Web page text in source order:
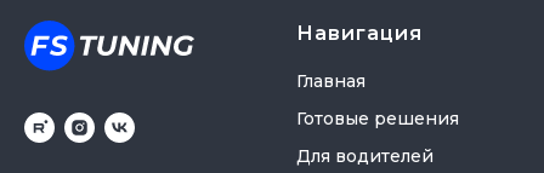
Навигация
Главная
Готовые решения
Для водителей